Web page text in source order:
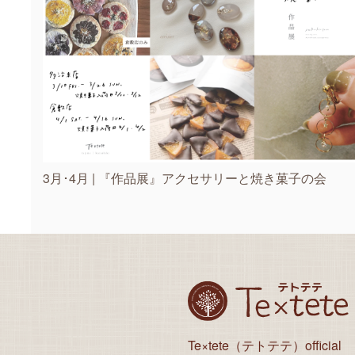
3月･4月 | 『作品展』アクセサリーと焼き菓子の会
Te×tete（テトテテ）official